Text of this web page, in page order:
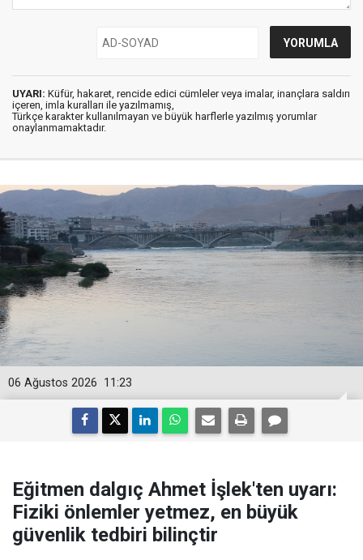
UYARI: Küfür, hakaret, rencide edici cümleler veya imalar, inançlara saldırı
içeren, imla kuralları ile yazılmamış,
Türkçe karakter kullanılmayan ve büyük harflerle yazılmış yorumlar
onaylanmamaktadır.
11:23
06 Ağustos 2026
Eğitmen dalgıç Ahmet İşlek'ten uyarı:
Fiziki önlemler yetmez, en büyük
güvenlik tedbiri bilinçtir